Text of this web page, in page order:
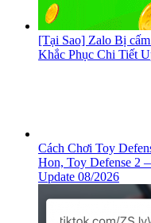
[Tại Sao] Zalo Bị
Khắc Phục Chi Tiết
Cách Chơi Toy
Hon, ‎Toy Defense 2
Update 08/2026